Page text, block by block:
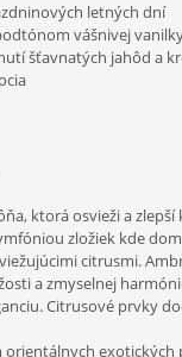
letných dní
vášnivej
šťavnatých jahôd a
ktorá osvieži a
zložiek kde
citrusmi.
a zmyselnej
Citrusové prvky
orientálnych